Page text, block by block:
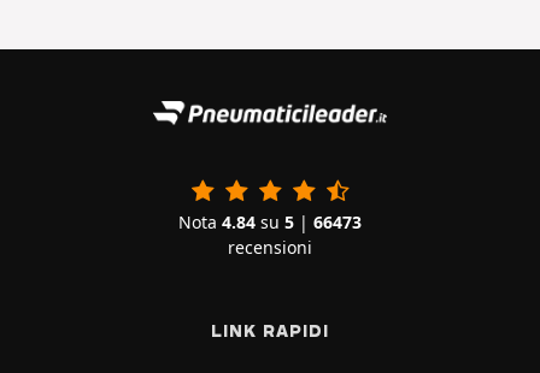
Nota 4.84 su 5 | 66473
recensioni
LINK RAPIDI